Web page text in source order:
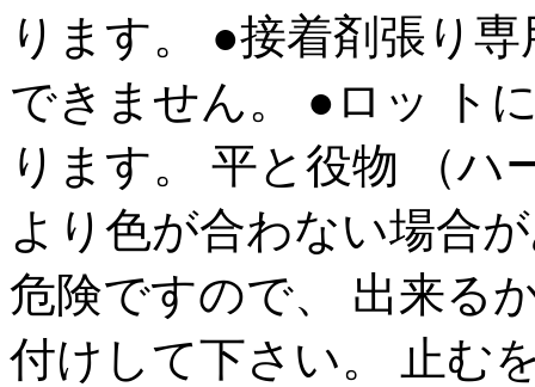
ります。 ●接着剤張り
できません。 ●ロッ ト
ります。 平と役物 （ハ
より色が合わない場合
危険ですので、 出来る
付けして下さい。 止む